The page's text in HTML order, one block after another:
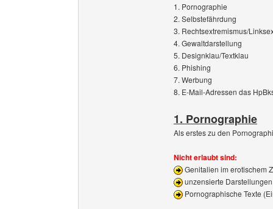
1. Pornographie
2. Selbstefährdung
3. Rechtsextremismus/
4. Gewaltdarstellung
5. Designklau/Textklau
6. Phishing
7. Werbung
8. E-Mail-Adressen das
1. Pornographie
Als erstes zu den
Nicht erlaubt sind:
Genitalien im erotischem
unzensierte
Pornographische Texte